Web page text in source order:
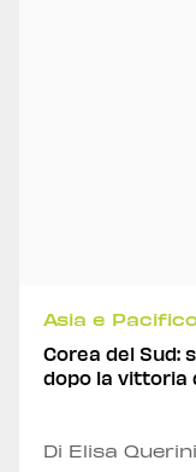
Asia e
Corea del Sud:
dopo la vittoria
Di Elisa Querini